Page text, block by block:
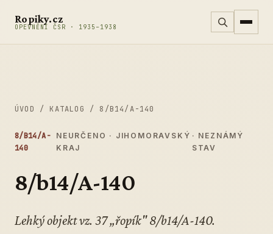
Ropiky.cz
OPEVNĚNÍ ČSR · 1935–1938
ÚVOD / KATALOG / 8/B14/A-140
8/B14/A-
140
NEURČENO · JIHOMORAVSKÝ
KRAJ
· NEZNÁMÝ
STAV
8/b14/A-140
Lehký objekt vz. 37 „řopík" 8/b14/A-140.